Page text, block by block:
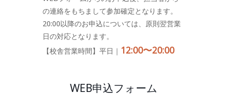
の連絡をもちまして参加確定となります。
20:00以降のお申込については、原則翌営業
日の対応となります。
【校舎営業時間】平日｜ 12:00〜20:00
WEB申込フォーム